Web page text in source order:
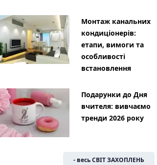
Монтаж канальних
кондиціонерів:
етапи, вимоги та
особливості
встановлення
Подарунки до Дня
вчителя: вивчаємо
тренди 2026 року
- весь СВІТ ЗАХОПЛЕНЬ